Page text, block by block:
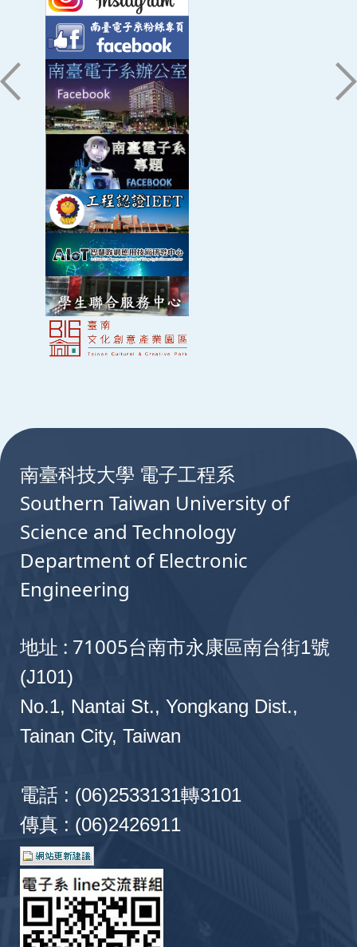
南臺科技大學 電子工程系
Southern Taiwan University of
Science and Technology
Department of Electronic
Engineering
地址 : 71005台南市永康區南台街1號
(J101)
No.1, Nantai St., Yongkang Dist.,
Tainan City, Taiwan
電話 : (06)2533131轉3101
傳真 : (06)2426911